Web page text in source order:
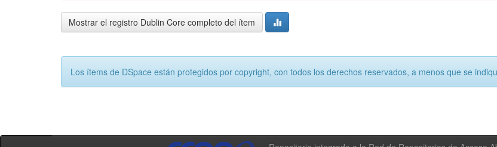
Mostrar el registro Dublin Core completo del ítem
Los ítems de DSpace están protegidos por copyright, con todos los derechos reservados, a menos que se